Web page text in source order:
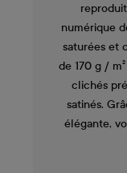
numérique
saturées et
de 170 g /
clichés
satinés.
élégante,